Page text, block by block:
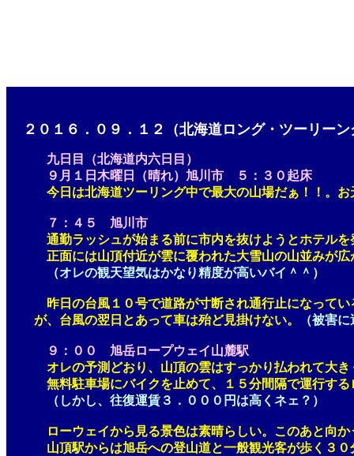
２０１６．０９．１２（北海道ロング・ツーリーン
九日目
（北海道内六日目）
９月１日木曜日（晴れ）旭川市 ５：３０起床
今日は北海道ツーリング中で最大の山場だぁ！！。
７：４５ 旭川市
通勤ラッシュが始まる前に市内を抜けようとホテルを発
正面には山頂付近が雲に覆われた大雪山の山並みが広が
（オレの観天望気はかなり精度が高いバイ＾＾）
昨日の台風１０号で道路が寸断され通行止になっている
が、台風の翌日とあって車は殆ど見掛けない。
（被害
９：００ 旭岳ロープウェイ山麓駅
オレの予測どおり、山頂の雲はすっかり払われて大き
無料駐車場にバイクを止めて、１５分間隔で運行する
（しかし、往復運賃３．０００円は高くネェ？）
ローウェイから見る景色は素晴らしい。このあと向か
山頂駅からは旭岳への登山道と一般観光客が歩く３０分